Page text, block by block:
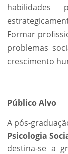
Formar
problemas
crescimento
Público Alvo
A pós-
Psicologia
destina-se a